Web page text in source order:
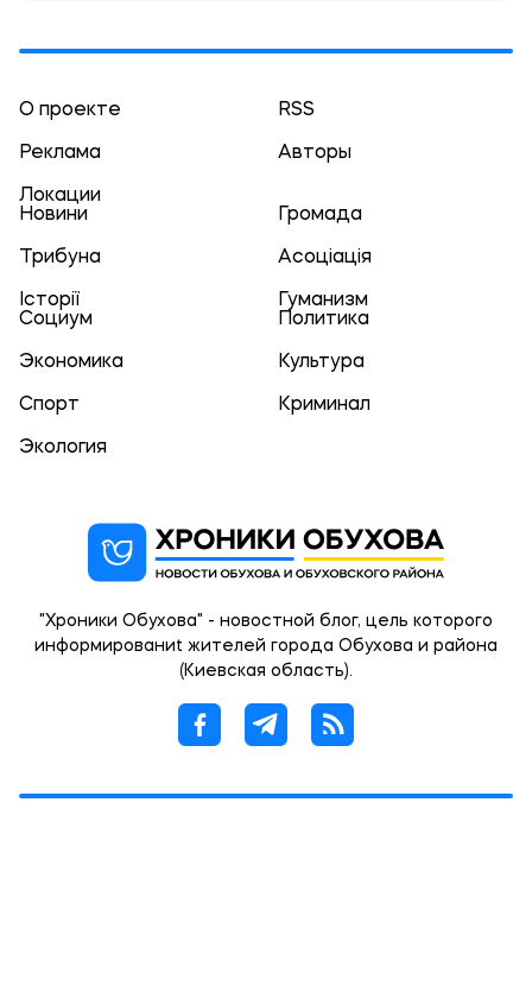
О проекте RSS
Реклама Авторы
Локации
Новини
Громада
Трибуна Асоціація
Історії
Гуманизм
Социум
Политика
Экономика Культура
Спорт Криминал
Экология
"Хроники Обухова" - новостной блог, цель которого
информированиt жителей города Обухова и района
(Киевская область).